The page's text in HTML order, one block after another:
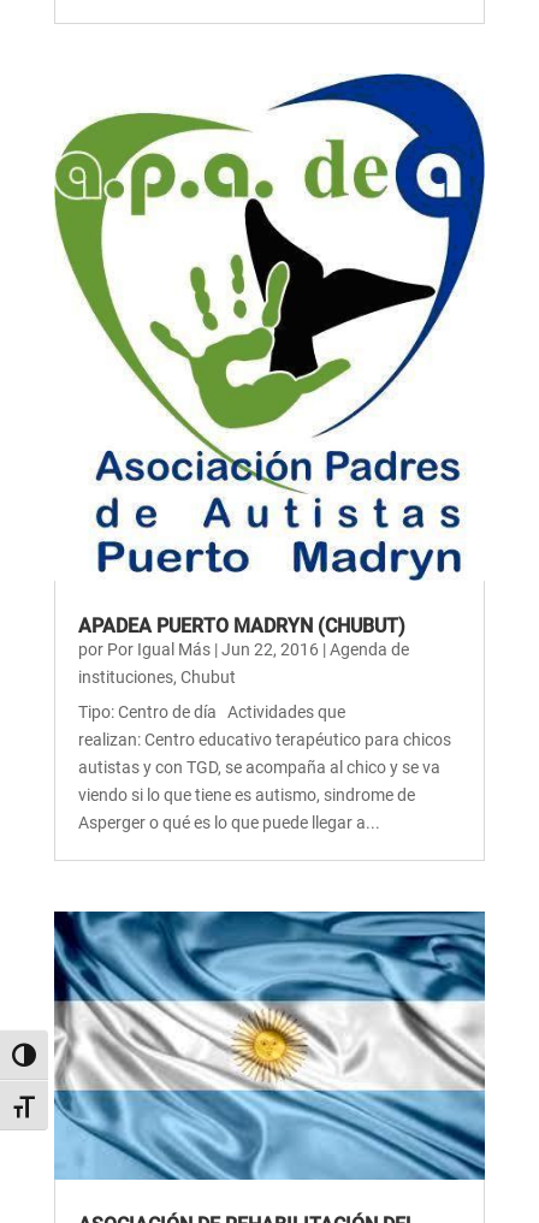
Alternar alto contraste
Alternar tamaño de letra
APADEA PUERTO MADRYN (CHUBUT)
por Por Igual Más|Jun 22, 2016 |Agenda de
instituciones, Chubut
Tipo: Centro de día Actividades que
realizan: Centro educativo terapéutico para chicos
autistas y con TGD, se acompaña al chico y se va
viendo si lo que tiene es autismo, sindrome de
Asperger o qué es lo que puede llegar a...